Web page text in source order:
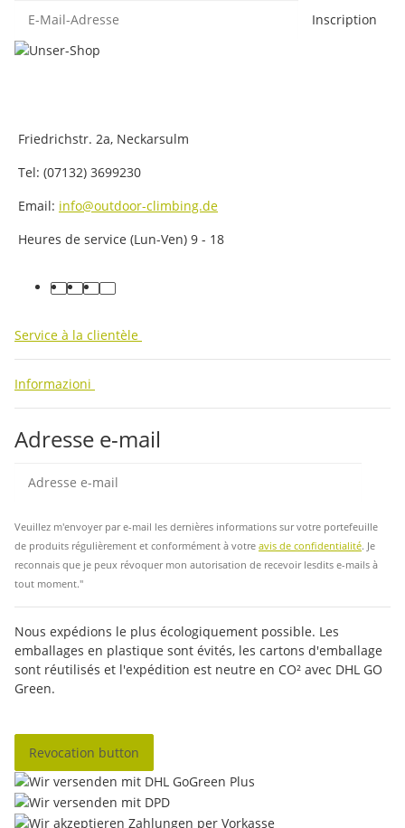
Inscription
Friedrichstr. 2a, Neckarsulm
Tel: (07132) 3699230
Email: info@outdoor-climbing.de
Heures de service (Lun-Ven) 9 - 18
facebook
youtube
instagram
tiktok
Service à la clientèle
Informazioni
Adresse e-mail
Veuillez m'envoyer par e-mail les dernières informations sur votre portefeuille
de produits régulièrement et conformément à votre avis de confidentialité. Je
reconnais que je peux révoquer mon autorisation de recevoir lesdits e-mails à
tout moment."
Nous expédions le plus écologiquement possible. Les
emballages en plastique sont évités, les cartons d'emballage
sont réutilisés et l'expédition est neutre en CO² avec DHL GO
Green.
Revocation button